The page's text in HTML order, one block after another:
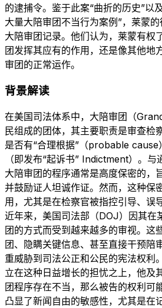
的逮捕令。鉴于此案“曲折的历史”以
大量大陪审团不当行为案例”，莱蒙
大陪审团记录。他们认为，莱蒙有权
团发挥其应有的作用，还是像其他地
审团的正常运作。
背景解读
在美国司法体系中，大陪审团（
民组成的团体，其主要职责是审查检
是否有“合理根据”（probable cause
（即发布“起诉书” Indictment）。与
大陪审团的程序通常是高度保密的，
并鼓励证人坦诚作证。然而，这种保
用，尤其是在检察官被指控引导、误
近年来，美国司法部（DOJ）因其在
团的方式而受到越来越多的审视。这
团、隐瞒关键信息、甚至直接干预陪
重威胁到司法公正和公民的宪法权利
立在这种日益增长的担忧之上，他及
团程序存在不当，那么被告的权利可
凸显了新闻自由的敏感性，尤其是在